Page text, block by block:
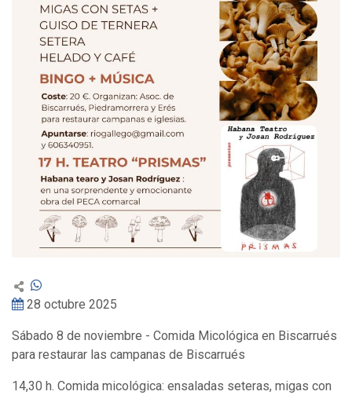
28 octubre 2025
Sábado 8 de noviembre - Comida Micológica en Biscarrués
para restaurar las campanas de Biscarrués
14,30 h. Comida micológica: ensaladas seteras, migas con